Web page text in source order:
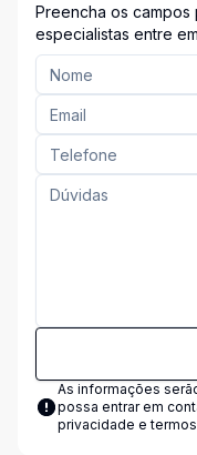
Preencha os campos
especialistas entre
As informações
possa entrar em
privacidade e